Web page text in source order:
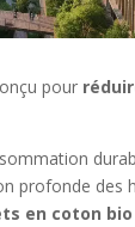
pour
profonde des
en coton bio